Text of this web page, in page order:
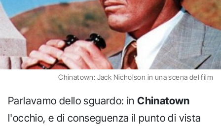
Chinatown: Jack Nicholson in una scena del film
Parlavamo dello sguardo: inChinatown
l'occhio, e di conseguenza il punto di vista